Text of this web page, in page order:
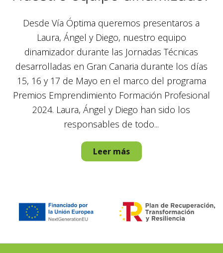
Desde Vía Óptima queremos presentaros a
Laura, Ángel y Diego, nuestro equipo
dinamizador durante las Jornadas Técnicas
desarrolladas en Gran Canaria durante los días
15, 16 y 17 de Mayo en el marco del programa
Premios Emprendimiento Formación Profesional
2024. Laura, Ángel y Diego han sido los
responsables de todo...
Leer más